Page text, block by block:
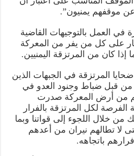
موقفهم يمنيون”.
في العمل بالتوجيهات القاضية
على كل من يفر من المعركة
كان من المرتزقة اليمنيين.
المرتزقة في الجبهات الذين
من قبل ضباط وجنود العدو في
من أرض المعركة صدرت
الفرصة لكل المرتزقة بالفرار
خلال اللجوء إلى قواتنا وبما
لا تطالهم نيران من أعدهم
باتجاهه.